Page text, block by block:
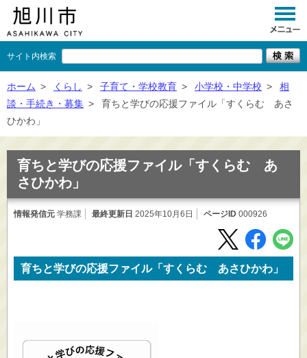
サイト内検索
くらし
事業者向け
施設一覧
×閉じる
ホーム > くらし > 子育て・学校教育 > 小学校・中学校 >
相
談・手続き・募集 >
育ちと学びの応援ファイル「すくらむ あさ
ひかわ」
育ちと学びの応援ファイル「すくらむ あ
さひかわ」
情報発信元 学務課 最終更新日 2025年10月6日 ページID 000926
育ちと学びの応援ファイル「すくらむ あさひかわ」